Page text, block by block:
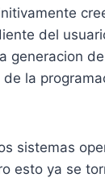
del
generacion
la
sistemas
esto ya se